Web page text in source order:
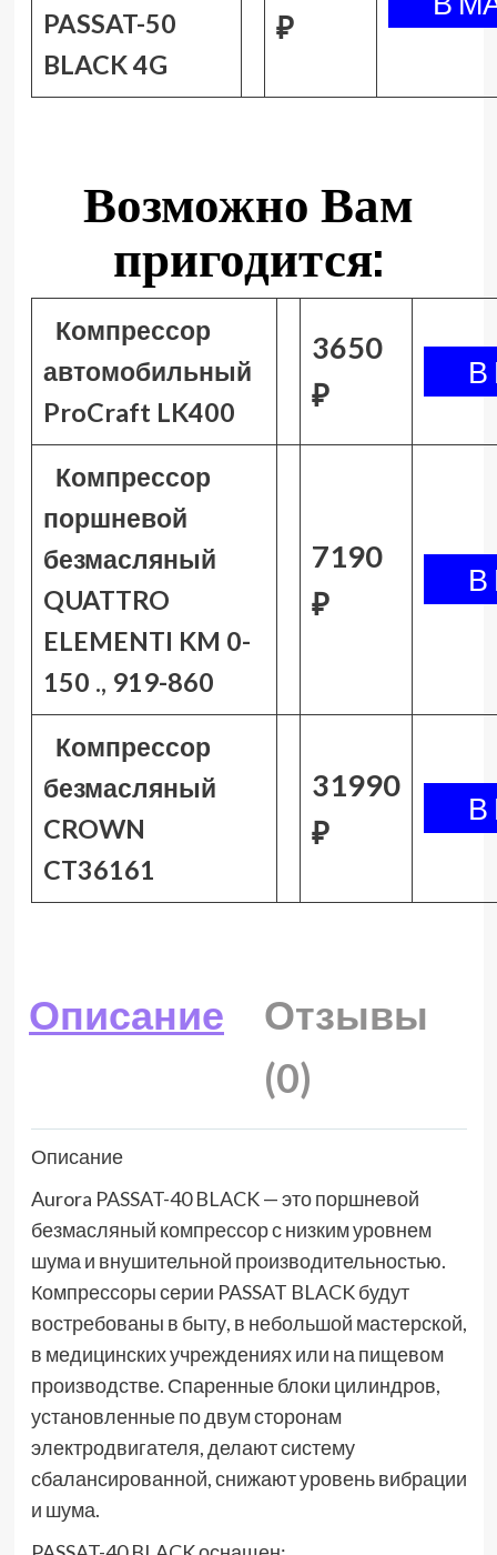
PASSAT-50
BLACK 4G
₽
Возможно Вам
пригодится:
Компрессор
автомобильный
ProCraft LK400
3650
₽
Компрессор
поршневой
безмасляный
QUATTRO
ELEMENTI KM 0-
150 ., 919-860
7190
₽
Компрессор
безмасляный
CROWN
CT36161
31990
₽
Описание
Отзывы
(0)
Описание
Aurora PASSAT-40 BLACK — это поршневой
безмасляный компрессор с низким уровнем
шума и внушительной производительностью.
Компрессоры серии PASSAT BLACK будут
востребованы в быту, в небольшой мастерской,
в медицинских учреждениях или на пищевом
производстве. Спаренные блоки цилиндров,
установленные по двум сторонам
электродвигателя, делают систему
сбалансированной, снижают уровень вибрации
и шума.